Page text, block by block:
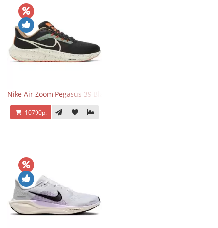
Nike Air Zoom Pegasus 39 Black White Orange
10790р.